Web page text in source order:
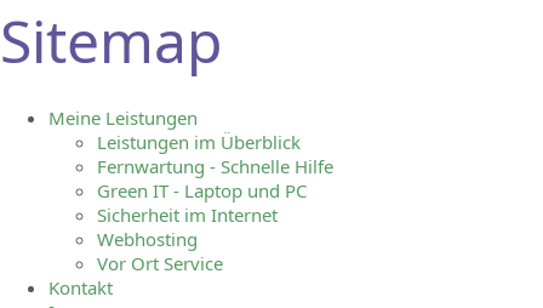
Sitemap
Meine Leistungen
Leistungen im Überblick
Fernwartung - Schnelle Hilfe
Green IT - Laptop und PC
Sicherheit im Internet
Webhosting
Vor Ort Service
Kontakt